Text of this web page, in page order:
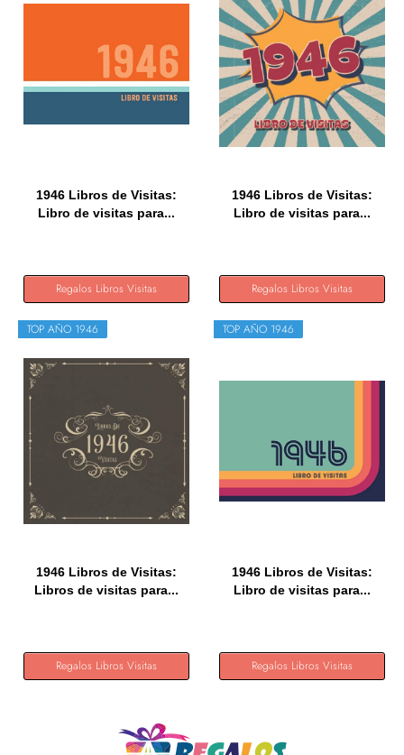
1946 Libros de Visitas:
Libro de visitas para...
Regalos Libros Visitas
1946 Libros de Visitas:
Libro de visitas para...
Regalos Libros Visitas
TOP AÑO 1946
1946 Libros de Visitas:
Libros de visitas para...
Regalos Libros Visitas
TOP AÑO 1946
1946 Libros de Visitas:
Libro de visitas para...
Regalos Libros Visitas